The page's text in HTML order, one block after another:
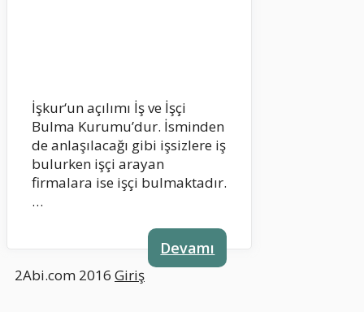
İşkur‘un açılımı İş ve İşçi
Bulma Kurumu’dur. İsminden
de anlaşılacağı gibi işsizlere iş
bulurken işçi arayan
firmalara ise işçi bulmaktadır.
…
Devamı
2Abi.com 2016 Giriş